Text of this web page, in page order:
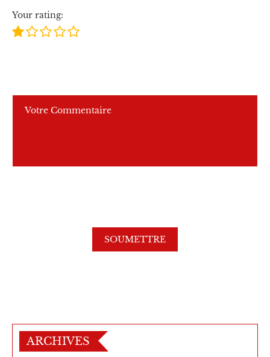
Your rating:
ARCHIVES